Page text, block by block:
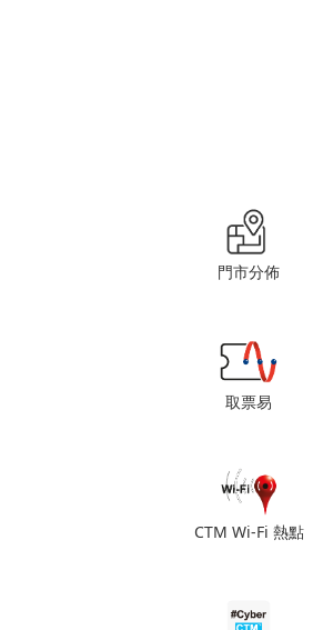
門市分佈
取票易
CTM Wi-Fi 熱點